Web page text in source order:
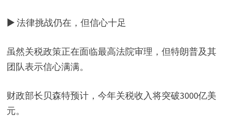
▶ 法律挑战仍在，但信心十足
虽然关税政策正在面临最高法院审理，但特朗普及其
团队表示信心满满。
财政部长贝森特预计，今年关税收入将突破3000亿美
元。